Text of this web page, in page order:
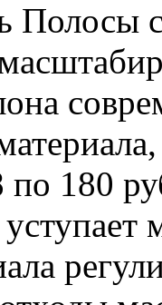
Полосы
по 180